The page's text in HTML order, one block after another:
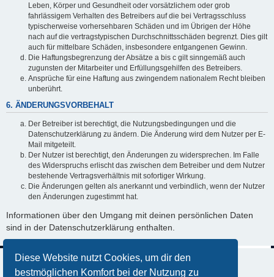
Diese Website nutzt Cookies, um dir den
bestmöglichen Komfort bei der Nutzung zu
Leben, Körper und Gesundheit oder vorsätzlichem oder grob
fahrlässigem Verhalten des Betreibers auf die bei Vertragsschluss
typischerweise vorhersehbaren Schäden und im Übrigen der Höhe
nach auf die vertragstypischen Durchschnittsschäden begrenzt. Dies gilt
auch für mittelbare Schäden, insbesondere entgangenen Gewinn.
Die Haftungsbegrenzung der Absätze a bis c gilt sinngemäß auch
zugunsten der Mitarbeiter und Erfüllungsgehilfen des Betreibers.
Ansprüche für eine Haftung aus zwingendem nationalem Recht bleiben
unberührt.
6. ÄNDERUNGSVORBEHALT
Der Betreiber ist berechtigt, die Nutzungsbedingungen und die
Datenschutzerklärung zu ändern. Die Änderung wird dem Nutzer per E-
Mail mitgeteilt.
Der Nutzer ist berechtigt, den Änderungen zu widersprechen. Im Falle
des Widerspruchs erlischt das zwischen dem Betreiber und dem Nutzer
bestehende Vertragsverhältnis mit sofortiger Wirkung.
Die Änderungen gelten als anerkannt und verbindlich, wenn der Nutzer
den Änderungen zugestimmt hat.
Informationen über den Umgang mit deinen persönlichen Daten
sind in der Datenschutzerklärung enthalten.